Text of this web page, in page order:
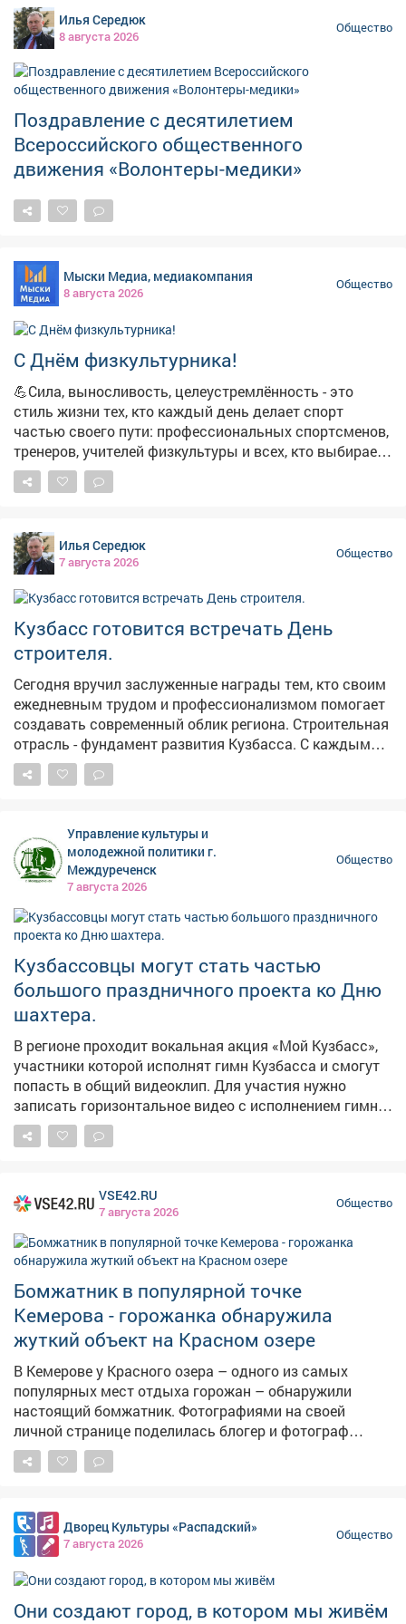
какими нагрузками придётся столкнуться. На встрече
договорились расширить возрастные рамки
программы и включить в неё детей. Кузбасс станет
пилотной площадкой для этого нового модуля.
Первыми участниками станут ребята из отряда
«Леоновцев» при детской художественной школе им.
Леонова. Фото: Телеграм-канал Андрея Панова
Илья Середюк
8 августа 2026
Общество
Поздравление с десятилетием
Всероссийского общественного
движения «Волонтеры-медики»
Мыски Медиа, медиакомпания
8 августа 2026
Общество
С Днём физкультурника!
💪Сила, выносливость, целеустремлённость - это
стиль жизни тех, кто каждый день делает спорт
частью своего пути: профессиональных спортсменов,
тренеров, учителей физкультуры и всех, кто выбирает
движение и здоровый образ жизни! ✨Спасибо всем,
кто зажигает в других любовь к спорту, учит не
дарите, возвращается сторицей, а каждый день будет
наполнен новыми рекордами! 🚀Поздравляем всех
причастных! Пусть здоровье будет крепким, а
движение - только вперёд!
Илья Середюк
7 августа 2026
Общество
Кузбасс готовится встречать День
строителя.
Сегодня вручил заслуженные награды тем, кто своим
ежедневным трудом и профессионализмом помогает
создавать современный облик региона. Строительная
отрасль - фундамент развития Кузбасса. С каждым
годом в нашем регионе становится больше новых
школ и поликлиник, детских садов и домов культуры,
жилья. Все это - благодаря неустанной работе
профессионалов строительной сферы. Поздравляю
всех, кто посвятил себя этой сфере деятельности.
представителям строительных династий, которые
передают любовь к профессии из поколения в
поколение.
Управление культуры и
молодежной политики г.
Междуреченск
7 августа 2026
Общество
Кузбассовцы могут стать частью
большого праздничного проекта ко Дню
шахтера.
В регионе проходит вокальная акция «Мой Кузбасс»,
участники которой исполнят гимн Кузбасса и смогут
попасть в общий видеоклип. Для участия нужно
записать горизонтальное видео с исполнением гимна
в хорошем качестве и опубликовать его на своей
странице во «ВКонтакте» с хештегом #МойКузбасс.
Присоединяйтесь к акции и станьте частью общего
поздравления Кузбасса!
VSE42.RU
7 августа 2026
Общество
Бомжатник в популярной точке
Кемерова - горожанка обнаружила
жуткий объект на Красном озере
В Кемерове у Красного озера – одного из самых
популярных мест отдыха горожан – обнаружили
настоящий бомжатник. Фотографиями на своей
личной странице поделилась блогер и фотограф
Екатерина Комарова. – Шла, шла и вот...бомжи
наверное живут летом. Не было такого там (авторский
Красное озеро – одно из самых популярных мест
отдыха кемеровчан. Однако теперь в лесополосе у
водоема обустроен стихийный лагерь бездомных. На
опубликованных кадрах видно: среди деревьев стоят
стулья, стол, раковины, тележки из супермаркетов и
кучи мусора. Никого из людей на месте не оказалось.
Дворец Культуры «Распадский»
7 августа 2026
Общество
Они создают город, в котором мы живём